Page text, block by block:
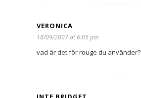
VERONICA
18/09/2007 at 6:05 pm
vad är det för rouge du använder?